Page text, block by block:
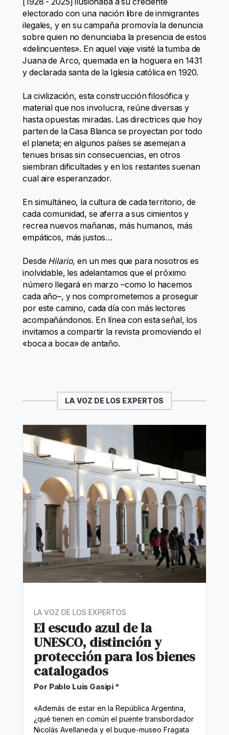
electorado con una nación libre de inmigrantes
ilegales, y en su campaña promovía la denuncia
sobre quien no denunciaba la presencia de estos
«delincuentes». En aquel viaje visité la tumba de
Juana de Arco, quemada en la hoguera en 1431
y declarada santa de la Iglesia católica en 1920.
La civilización, esta construcción filosófica y
material que nos involucra, reúne diversas y
hasta opuestas miradas. Las directrices que hoy
parten de la Casa Blanca se proyectan por todo
el planeta; en algunos países se asemejan a
tenues brisas sin consecuencias, en otros
siembran dificultades y en los restantes suenan
cual aire esperanzador.
En simultáneo, la cultura de cada territorio, de
cada comunidad, se aferra a sus cimientos y
recrea nuevos mañanas, más humanos, más
empáticos, más justos…
Desde Hilario, en un mes que para nosotros es
inolvidable, les adelantamos que el próximo
número llegará en marzo –como lo hacemos
cada año–, y nos comprometemos a proseguir
por este camino, cada día con más lectores
acompañándonos. En línea con esta señal, los
invitamos a compartir la revista promoviendo el
«boca a boca» de antaño.
LA VOZ DE LOS EXPERTOS
LA VOZ DE LOS EXPERTOS
El escudo azul de la
UNESCO, distinción y
protección para los bienes
catalogados
Por Pablo Luis Gasipi *
«Además de estar en la República Argentina,
¿qué tienen en común el puente transbordador
Nicolás Avellaneda y el buque-museo Fragata